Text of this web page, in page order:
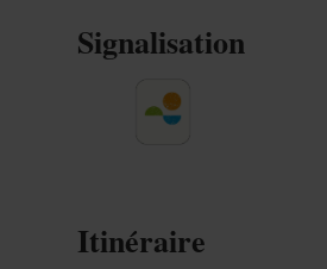
Signalisation
Itinéraire